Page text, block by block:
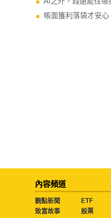
帳面獲利落袋才安
內容頻道
觀點新聞
ETF
致富故事
股票